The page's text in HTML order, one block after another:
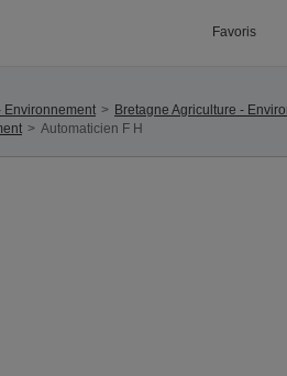
Favoris
Environnement Bretagne Agriculture -
Automaticien F H